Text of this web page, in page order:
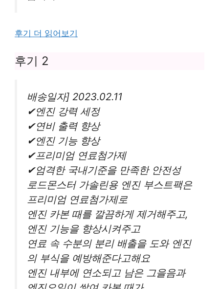
후기 더 읽어보기
후기 2
배송일자] 2023.02.11
✔엔진 강력 세정
✔연비 출력 향상
✔엔진 기능 향상
✔프리미엄 연료첨가제
✔엄격한 국내기준을 만족한 안전성
로드몬스터 가솔린용 엔진 부스트팩은
프리미엄 연료첨가제로
엔진 카본 때를 깔끔하게 제거해주고,
엔진 기능을 향상시켜주고
연료 속 수분의 분리 배출을 도와 엔진
의 부식을 예방해준다고해요
엔진 내부에 연소되고 남은 그을음과